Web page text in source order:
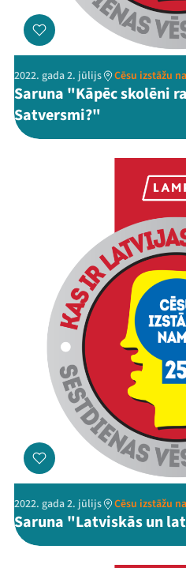
Mana
Viņi bija
ThreadsFacebook X
2022. gada 2. jūlijs Cēsu izstāžu
Saruna "Kāpēc skolēni
Satversmi?"
2022. gada 2. jūlijs Cēsu izstāžu
Saruna "Latviskās un